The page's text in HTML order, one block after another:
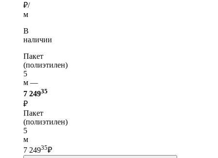
₽/
м
В
наличии
Пакет
(полиэтилен)
5
м —
7 24935
₽
Пакет
(полиэтилен)
5
м
7 24935₽